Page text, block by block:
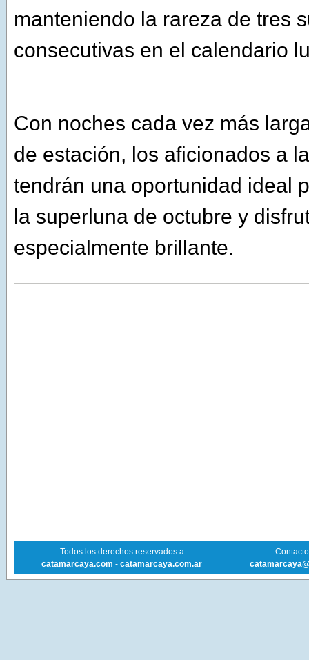
manteniendo la rareza de tres
consecutivas en el calendario
Con noches cada vez más
de estación, los aficionados a
tendrán una oportunidad ideal
la superluna de octubre y
especialmente brillante.
Todos los derechos reservados a
catamarcaya.com - catamarcaya.com.ar